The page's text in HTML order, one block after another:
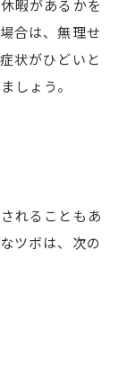
暇があるかを
合は、無理せ
状がひどいと
しょう。
れることもあ
ツボは、次の